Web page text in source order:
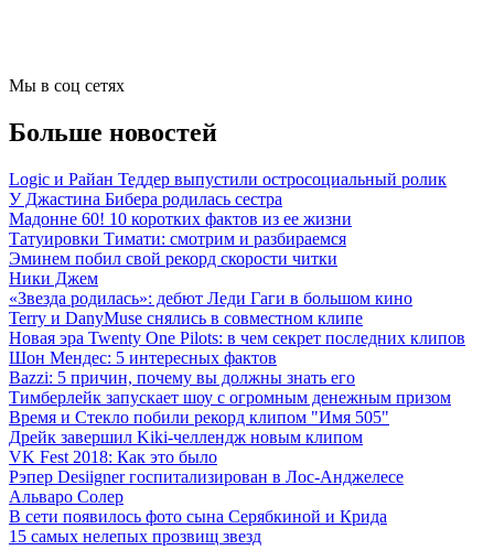
Мы в соц сетях
Больше новостей
Logic и Райан Теддер выпустили остросоциальный ролик
У Джастина Бибера родилась сестра
Мадонне 60! 10 коротких фактов из ее жизни
Татуировки Тимати: смотрим и разбираемся
Эминем побил свой рекорд скорости читки
Ники Джем
«Звезда родилась»: дебют Леди Гаги в большом кино
Terry и DanyMuse снялись в совместном клипе
Новая эра Twenty One Pilots: в чем секрет последних клипов
Шон Мендес: 5 интересных фактов
Bazzi: 5 причин, почему вы должны знать его
Тимберлейк запускает шоу с огромным денежным призом
Время и Стекло побили рекорд клипом "Имя 505"
Дрейк завершил Kiki-челлендж новым клипом
VK Fest 2018: Как это было
Рэпер Desiigner госпитализирован в Лос-Анджелесе
Альваро Солер
В сети появилось фото сына Серябкиной и Крида
15 самых нелепых прозвищ звезд